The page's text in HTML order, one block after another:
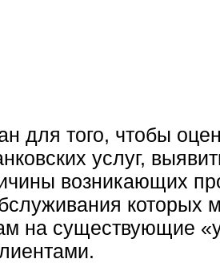
для того, чтобы
услуг,
возникающих
которых
на существующие